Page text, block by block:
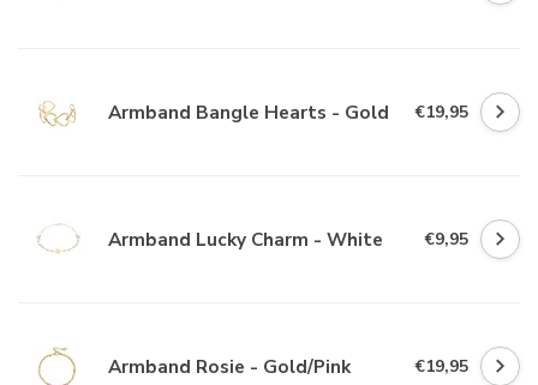
Armband Bangle Hearts - Gold €19,95
Armband Lucky Charm - White €9,95
Armband Rosie - Gold/Pink €19,95